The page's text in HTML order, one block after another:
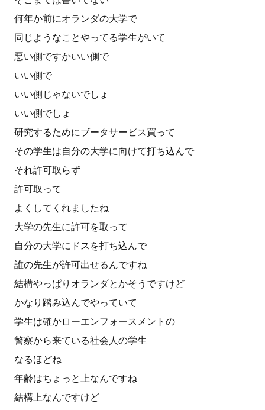
何年か前にオランダの大学で
同じようなことやってる学生がいて
悪い側ですかいい側で
いい側で
いい側じゃないでしょ
いい側でしょ
研究するためにブータサービス買って
その学生は自分の大学に向けて打ち込んで
それ許可取らず
許可取って
よくしてくれましたね
大学の先生に許可を取って
自分の大学にドスを打ち込んで
誰の先生が許可出せるんですね
結構やっぱりオランダとかそうですけど
かなり踏み込んでやっていて
学生は確かローエンフォースメントの
警察から来ている社会人の学生
なるほどね
年齢はちょっと上なんですね
結構上なんですけど